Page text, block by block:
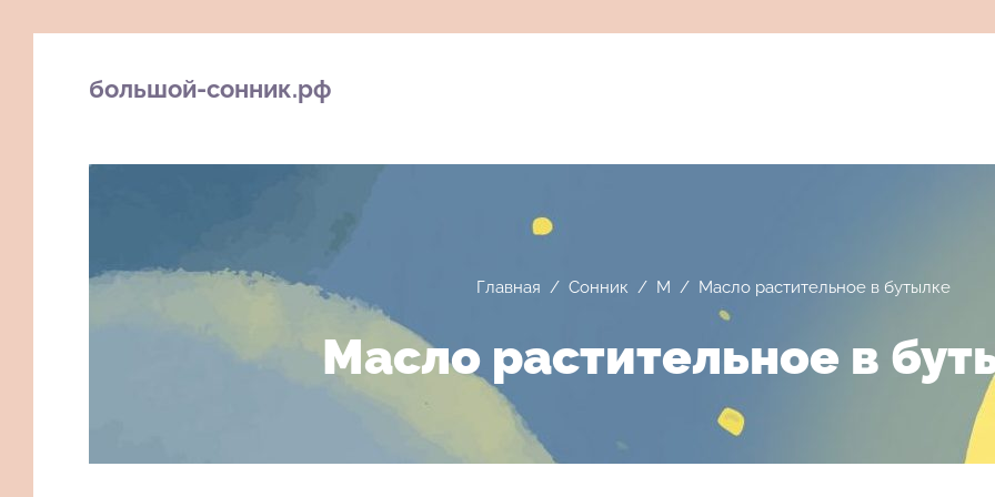
большой-сонник.рф
Главная / Сонник / М / Масло растительное в бутылке
Масло растительное в